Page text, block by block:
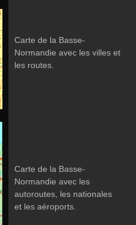
Carte de la Basse-
Normandie avec les villes et
les routes.
Carte de la Basse-
Normandie avec les
autoroutes, les nationales
et les aéroports.